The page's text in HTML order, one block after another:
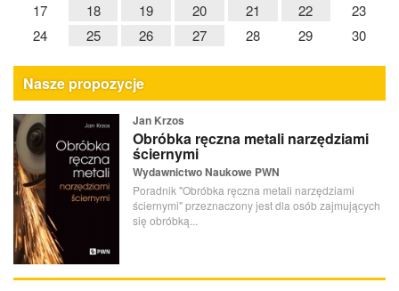
17
18 19 20 21 22
23
24
25 26 27 28 29 30
Nasze propozycje
Jan Krzos
Obróbka ręczna metali narzędziami
ściernymi
Wydawnictwo Naukowe PWN
Poradnik "Obróbka ręczna metali narzędziami
ściernymi" przeznaczony jest dla osób zajmujących
się obróbką...